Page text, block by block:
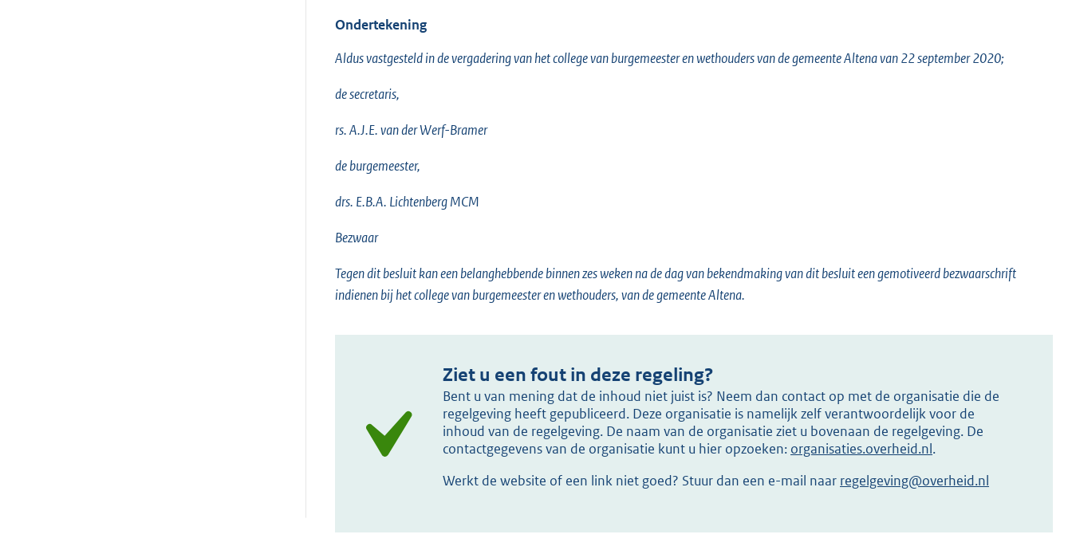
Ondertekening
Aldus vastgesteld in de vergadering van het college van burgemeester en wethouders van de gemeente Altena van 22 september 2020;
de secretaris,
rs. A.J.E. van der Werf-Bramer
de burgemeester,
drs. E.B.A. Lichtenberg MCM
Bezwaar
Tegen dit besluit kan een belanghebbende binnen zes weken na de dag van bekendmaking van dit besluit een gemotiveerd bezwaarschrift
indienen bij het college van burgemeester en wethouders, van de gemeente Altena.
Ziet u een fout in deze regeling?
Bent u van mening dat de inhoud niet juist is? Neem dan contact op met de organisatie die de
regelgeving heeft gepubliceerd. Deze organisatie is namelijk zelf verantwoordelijk voor de
inhoud van de regelgeving. De naam van de organisatie ziet u bovenaan de regelgeving. De
contactgegevens van de organisatie kunt u hier opzoeken: organisaties.overheid.nl.
Werkt de website of een link niet goed? Stuur dan een e-mail naar regelgeving@overheid.nl